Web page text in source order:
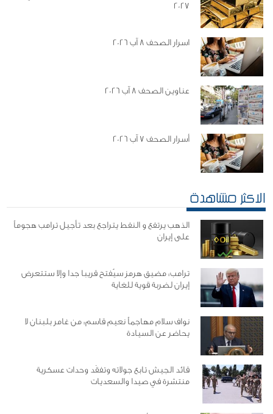
2027
اسرار الصحف 8 آب 2026
عناوين الصحف 8 آب 2026
أسرار الصحف 7 آب 2026
الاكثر مشاهدة
الذهب يرتفع و النفط يتراجع بعد تأجيل ترامب هجوماً
على إيران
ترامب: مضيق هرمز سيُفتح قريبا جدا وإلا ستتعرض
إيران لضربة قوية للغاية
نواف سلام مهاجماً نعيم قاسم: من غامر بلبنان لا
يحاضر عن السيادة
قائد الجيش تابع جولاته وتفقَد وحدات عسكرية
منتشرة في صيدا والسعديات